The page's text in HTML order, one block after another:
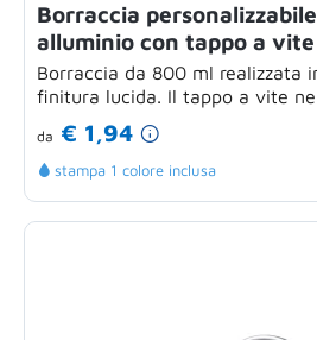
Borraccia
alluminio con tappo a
Borraccia da 800 ml realizzata
finitura lucida. Il tappo a vite
da € 1,94
stampa 1 colore inclusa